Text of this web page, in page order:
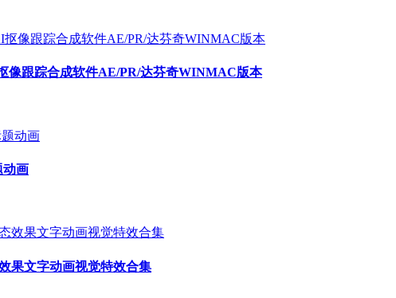
像跟踪合成软件AE/PR/达芬奇WINMAC版本
动画
果文字动画视觉特效合集